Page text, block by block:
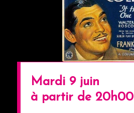
Mardi 9 juin
à partir de 20h00